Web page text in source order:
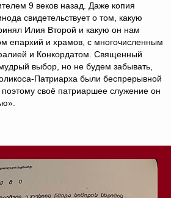
9 веков назад. Даже копия
свидетельствует о том, какую
Илия Второй и какую он нам
епархий и храмов, с многочисленным
и Конкордатом. Священный
выбор, но не будем забывать,
Патриарха были беспрерывной
своё патриаршее служение он